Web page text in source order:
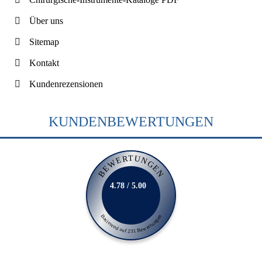
Über uns
Sitemap
Kontakt
Kundenrezensionen
KUNDENBEWERTUNGEN
BEWERTUNGEN
Basierend auf 231 Bewertungen
4.78 / 5.00